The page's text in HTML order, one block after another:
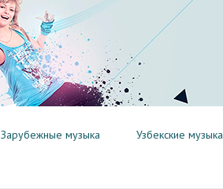
Зарубежные музыка
Узбекские музыка